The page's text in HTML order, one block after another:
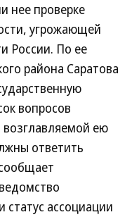
нее проверке
угрожающей
России. По ее
района Саратова
вопросов
ею
ответить
статус ассоциации